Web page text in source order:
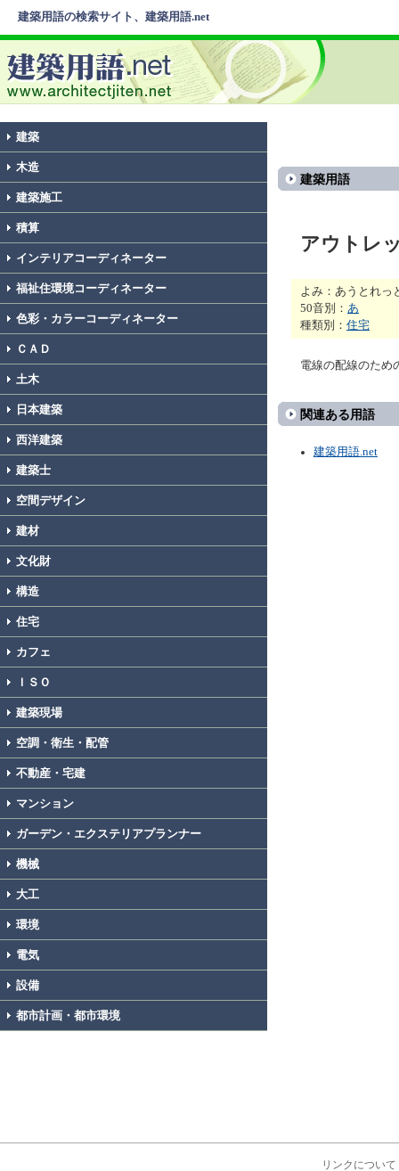
建築用語の検索サイト、建築用語.net
建築
木造
建築施工
積算
インテリアコーディネーター
福祉住環境コーディネーター
色彩・カラーコーディネーター
ＣＡＤ
土木
日本建築
西洋建築
建築士
空間デザイン
建材
文化財
構造
住宅
カフェ
ＩＳＯ
建築現場
空調・衛生・配管
不動産・宅建
マンション
ガーデン・エクステリアプランナー
機械
大工
環境
電気
設備
都市計画・都市環境
建築用語
アウトレ
よみ：あうとれっ
50音別： あ
種類別： 住宅
電線の配線のため
関連ある用語
建築用語.net
リンクについて